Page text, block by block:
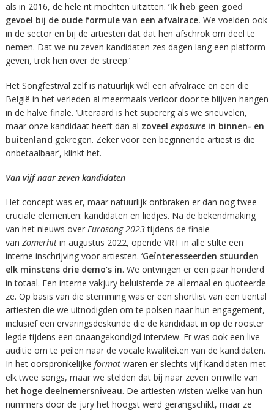
als in 2016, de hele rit mochten uitzitten. ‘Ik heb geen goed
gevoel bij de oude formule van een afvalrace. We voelden ook
in de sector en bij de artiesten dat dat hen afschrok om deel te
nemen. Dat we nu zeven kandidaten zes dagen lang een platform
geven, trok hen over de streep.’
Het Songfestival zelf is natuurlijk wél een afvalrace en een die
België in het verleden al meermaals verloor door te blijven hangen
in de halve finale. ‘Uiteraard is het supererg als we sneuvelen,
maar onze kandidaat heeft dan al zoveel exposurein binnen- en
buitenland gekregen. Zeker voor een beginnende artiest is die
onbetaalbaar’, klinkt het.
Van vijf naar zeven kandidaten
Het concept was er, maar natuurlijk ontbraken er dan nog twee
cruciale elementen: kandidaten en liedjes. Na de bekendmaking
van het nieuws over Eurosong 2023tijdens de finale
van Zomerhit in augustus 2022, opende VRT in alle stilte een
interne inschrijving voor artiesten. ‘Geïnteresseerden stuurden
elk minstens drie demo’s in. We ontvingen er een paar honderd
in totaal. Een interne vakjury beluisterde ze allemaal en quoteerde
ze. Op basis van die stemming was er een shortlist van een tiental
artiesten die we uitnodigden om te polsen naar hun engagement,
inclusief een ervaringsdeskunde die de kandidaat in op de rooster
legde tijdens een onaangekondigd interview. Er was ook een live-
auditie om te peilen naar de vocale kwaliteiten van de kandidaten.
In het oorspronkelijke format waren er slechts vijf kandidaten met
elk twee songs, maar we stelden dat bij naar zeven omwille van
het hoge deelnemersniveau. De artiesten wisten welke van hun
nummers door de jury het hoogst werd gerangschikt, maar ze